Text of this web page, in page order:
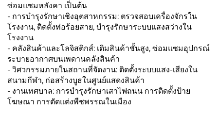
ซ่อมแซมหลังคา เป็นต้น
- การบำรุงรักษาเชิงอุตสาหกรรม: ตรวจสอบเครื่องจักรใน
โรงงาน, ติดตั้งท่อร้อยสาย, บำรุงรักษาระบบแสงสว่างใน
โรงงาน
- คลังสินค้าและโลจิสติกส์: เติมสินค้าชั้นสูง, ซ่อมแซมอุปกรณ์
ระบายอากาศบนเพดานคลังสินค้า
- วิศวกรรมภายในสถานที่จัดงาน: ติดตั้งระบบแสง-เสียงใน
สนามกีฬา, ก่อสร้างบูธในศูนย์แสดงสินค้า
- งานเทศบาล: การบำรุงรักษาเสาไฟถนน การติดตั้งป้าย
โฆษณา การตัดแต่งพืชพรรณในเมือง